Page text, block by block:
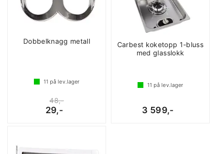
Dobbelknagg metall
11 på lev.lager
48,-
29,-
Carbest koketopp 1-bluss
med glasslokk
11 på lev.lager
3 599,-